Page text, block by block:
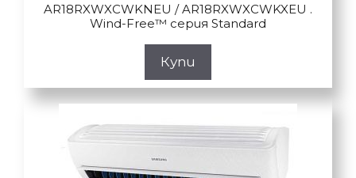
AR18RXWXCWKNEU / AR18RXWXCWKXEU .
Wind-Free™ серия Standard
Купи